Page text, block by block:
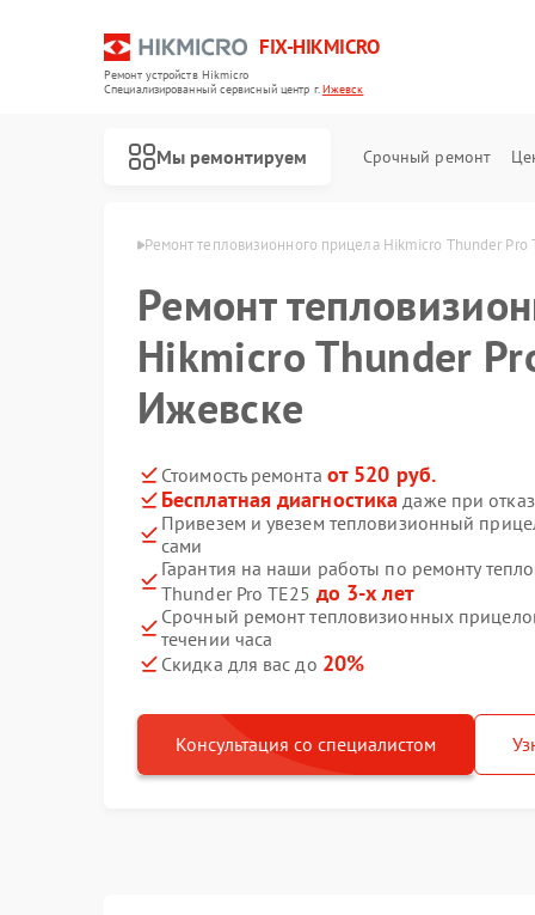
FIX-HIKMICRO
Ремонт устройств Hikmicro
Специализированный cервисный центр г.Ижевск
Мы ремонтируем Срочный ремонт
Ремонт тепловизионного прицела Hikmicro Thunder Pro
Ремонт
Hikmicro Thunder
Ижевске
Стоимость ремонта от 520 руб.
Бесплатная диагностика даже при
Привезем и увезем тепловизионный
сами
Гарантия на наши работы по ремонту
Thunder Pro TE25 до 3-х лет
Срочный ремонт тепловизионных
течении часа
Скидка для вас до 20%
Консультация со специалистом